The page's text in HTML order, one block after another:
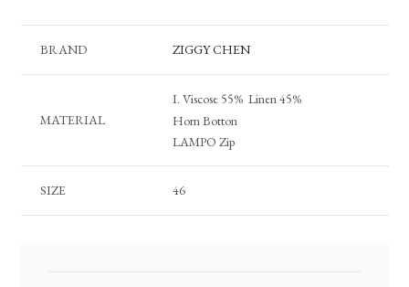
BRAND ZIGGY CHEN
MATERIAL
I. Viscose 55% Linen 45%
Horn Botton
LAMPO Zip
SIZE 46